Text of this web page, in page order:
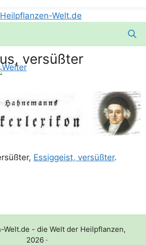
versüßter
Essig­geist, ver­süß­ter.
- die Welt der Heilpflanzen,
2026 ·